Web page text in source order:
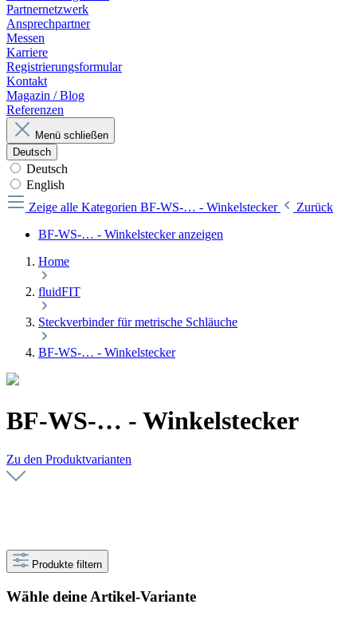
Partnernetzwerk
Ansprechpartner
Messen
Karriere
Registrierungsformular
Kontakt
Magazin / Blog
Referenzen
Menü schließen
Deutsch
Deutsch
English
Zeige alle Kategorien BF-WS-… - Winkelstecker
Zurück
BF-WS-… - Winkelstecker anzeigen
Home
fluidFIT
Steckverbinder für metrische Schläuche
BF-WS-… - Winkelstecker
BF-WS-… - Winkelstecker
Zu den Produktvarianten
Produkte filtern
Wähle deine Artikel-Variante